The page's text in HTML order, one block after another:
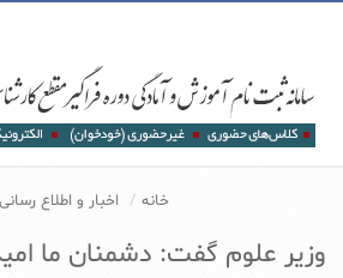
خانه اخبار و اطلاع رسانی
وزیر علوم گفت: دشمنان ما